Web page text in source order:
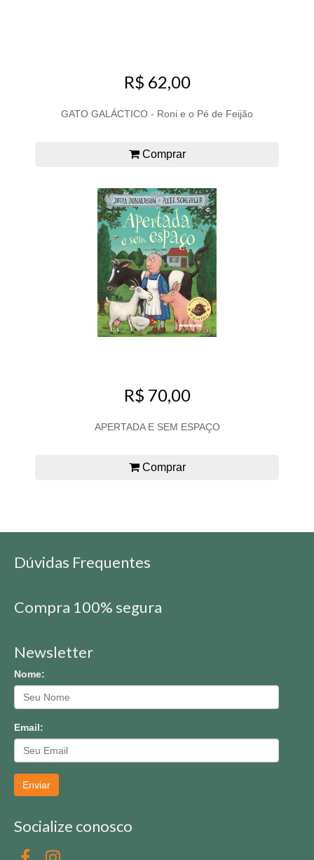
R$ 62,00
GATO GALÁCTICO - Roni e o Pé de Feijão
Comprar
R$ 70,00
APERTADA E SEM ESPAÇO
Comprar
Dúvidas Frequentes
Compra 100% segura
Newsletter
Nome:
Email:
Enviar
Socialize conosco